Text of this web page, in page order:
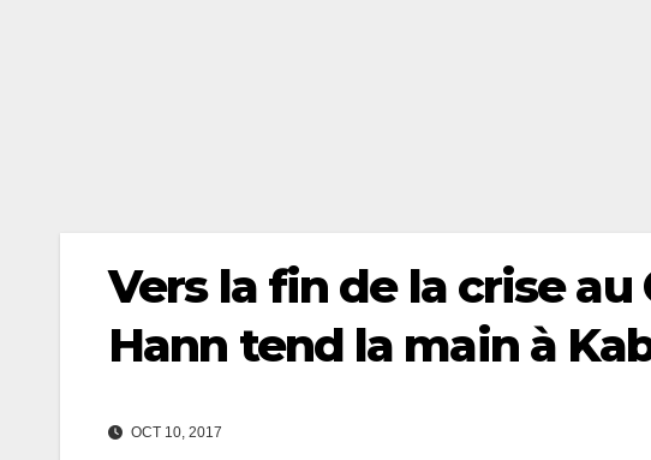
Vers la fin de la crise au
Hann tend la main à
OCT 10, 2017